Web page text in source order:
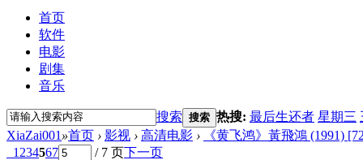
首页
软件
电影
剧集
音乐
搜索 搜索 热搜: 最后生还者 星期三
XiaZai001 »首页 › 影视 › 高清电影 ›
《黄飞鸿》黃飛鴻 (1991)
1 234567 / 7 页下一页